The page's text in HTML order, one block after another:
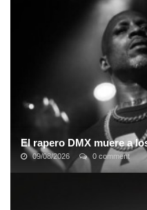
final iba a ser muy dura pero
El rapero DMX muere a
09/08/2026 0 comment
El rapero deX Gon Give It To